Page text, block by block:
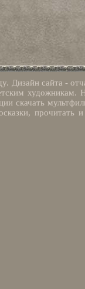
Дизайн сайта -
художникам.
скачать
прочитать и